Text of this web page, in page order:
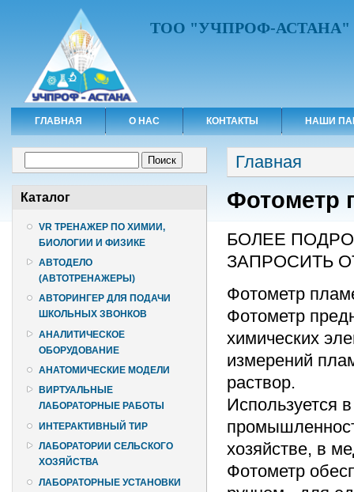
ТОО "УЧПРОФ-АСТАНА"
ГЛАВНАЯ О НАС КОНТАКТЫ НАШИ
Каталог
VR ТРЕНАЖЕР ПО ХИМИИ,
БИОЛОГИИ И ФИЗИКЕ
АВТОДЕЛО
(АВТОТРЕНАЖЕРЫ)
АВТОРИНГЕР ДЛЯ ПОДАЧИ
ШКОЛЬНЫХ ЗВОНКОВ
АНАЛИТИЧЕСКОЕ
ОБОРУДОВАНИЕ
АНАТОМИЧЕСКИЕ МОДЕЛИ
ВИРТУАЛЬНЫЕ
ЛАБОРАТОРНЫЕ РАБОТЫ
ИНТЕРАКТИВНЫЙ ТИР
ЛАБОРАТОРИИ СЕЛЬСКОГО
ХОЗЯЙСТВА
ЛАБОРАТОРНЫЕ УСТАНОВКИ
Вы здесь
Главная
Фотометр
БОЛЕЕ
ЗАПРОСИТЬ
Фотометр
Фотометр
химических
измерений
раствор.
Используется
хозяйстве, в
Фотометр